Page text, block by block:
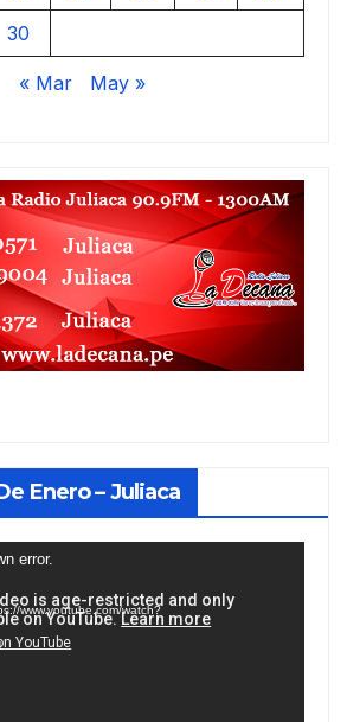
30
« Mar May »
Enero – Juliaca
error.
www.youtube.com/watch?